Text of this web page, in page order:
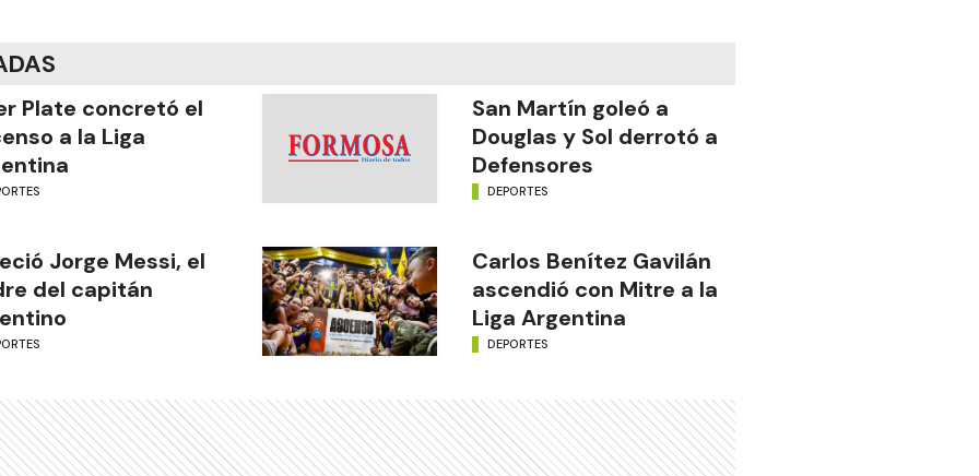
Plate concretó el
a la Liga
San Martín goleó a
Douglas y Sol derrotó a
Defensores
DEPORTES
Jorge Messi, el
del capitán
Carlos Benítez Gavilán
ascendió con Mitre a la
Liga Argentina
DEPORTES